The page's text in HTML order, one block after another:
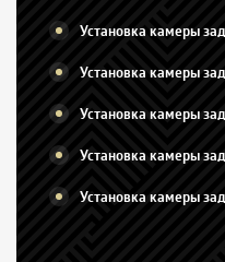
Установка камеры
Установка камеры
Установка камеры
Установка камеры
Установка камеры